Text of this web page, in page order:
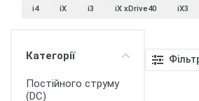
i4 iX
Категорії
Постійного струму
(DC)